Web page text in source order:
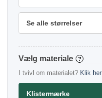
Se alle størrelser
materiale ?
I tvivl om materialet? Klik her
Klistermærke